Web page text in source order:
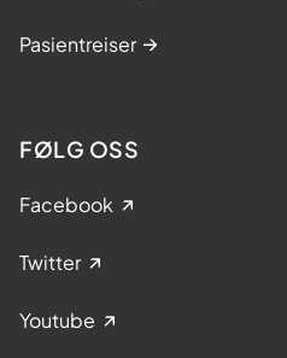
Pasientreiser
FØLG OSS
Facebook
Twitter
Youtube